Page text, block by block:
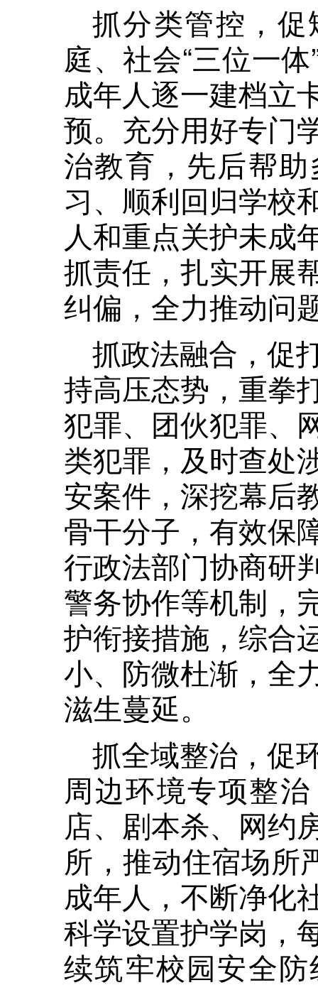
抓分类管控，
庭、社会“三位一
成年人逐一建档立
预。充分用好专门
治教育，先后帮
习、顺利回归学校
人和重点关护未成
抓责任，扎实开展
纠偏，全力推动问
抓政法融合，促
持高压态势，重拳
犯罪、团伙犯罪、
类犯罪，及时查处
安案件，深挖幕后
骨干分子，有效保
行政法部门协商研
警务协作等机制，
护衔接措施，综合
小、防微杜渐，全
滋生蔓延。
抓全域整治，促
周边环境专项整
店、剧本杀、网约
所，推动住宿场所
成年人，不断净化
科学设置护学岗，
续筑牢校园安全